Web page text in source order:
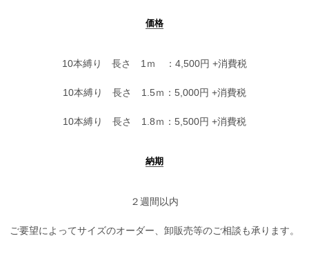
価格
10本縛り 長さ 1ｍ ：4,500円 +消費税
10本縛り 長さ 1.5ｍ：5,000円 +消費税
10本縛り 長さ 1.8ｍ：5,500円 +消費税
納期
２週間以内
ご要望によってサイズのオーダー、卸販売等のご相談も承ります。